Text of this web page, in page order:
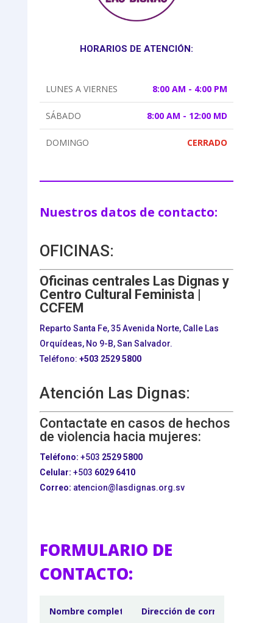
HORARIOS DE ATENCIÓN:
LUNES A VIERNES 8:00 AM - 4:00 PM
SÁBADO 8:00 AM - 12:00 MD
DOMINGO CERRADO
Nuestros datos de contacto:
OFICINAS:
Oficinas centrales Las Dignas y
Centro Cultural Feminista |
CCFEM
Reparto Santa Fe, 35 Avenida Norte, Calle Las
Orquídeas, No 9-B, San Salvador.
Teléfono: +503 2529 5800
Atención Las Dignas:
Contactate en casos de hechos
de violencia hacia mujeres:
Teléfono: +503 2529 5800
Celular: +503 6029 6410
Correo: atencion@lasdignas.org.sv
FORMULARIO DE
CONTACTO: